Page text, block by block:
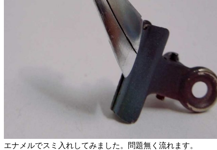
エナメルでスミ入れしてみました。問題無く流れます。